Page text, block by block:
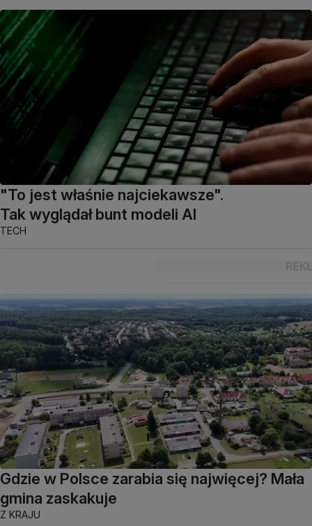
"To jest właśnie najciekawsze".
Tak wyglądał bunt modeli AI
TECH
Gdzie w Polsce zarabia się najwięcej? Mała
gmina zaskakuje
Z KRAJU